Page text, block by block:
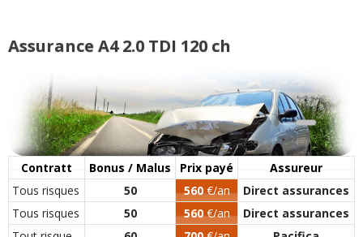
04/20 2.0 TDI 120 ch audi a 4 année 2011
)
15/20 2.0 TDI 120 ch 97000(0 )
16/20
2.0 TDI 120 ch 371000 kmd, avent
120dpf, ambi(0 )
Assurance A4 2.0 TDI 120 ch
Contratt Bonus / Malus Prix payé
Assureur
Tous risques
50 560€/an
Direct assurances
Tous risques
50 560€/an
Direct assurances